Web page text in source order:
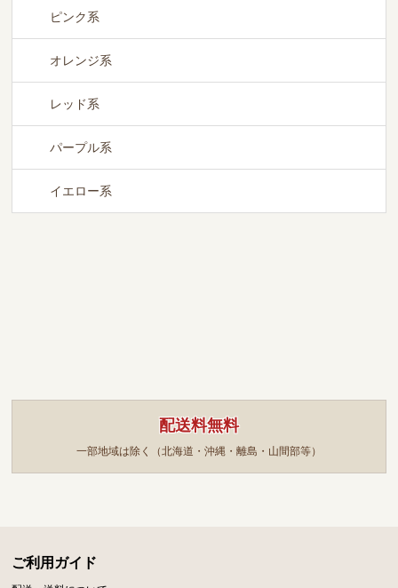
ピンク系
オレンジ系
レッド系
パープル系
イエロー系
配送料無料
一部地域は除く（北海道・沖縄・離島・山間部等）
ご利用ガイド